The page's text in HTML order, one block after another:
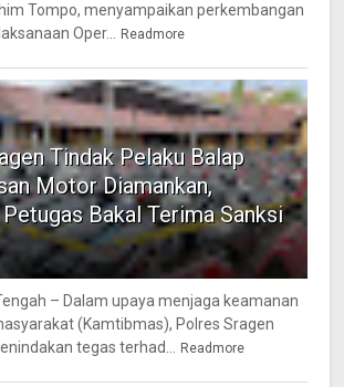
Tompo, menyampaikan perkembangan
Oper...
Readmore
Tindak Pelaku Balap
Motor Diamankan,
Bakal Terima Sanksi
– Dalam upaya menjaga keamanan
(Kamtibmas), Polres Sragen
tegas terhad...
Readmore